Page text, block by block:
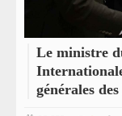
Le ministre
générales